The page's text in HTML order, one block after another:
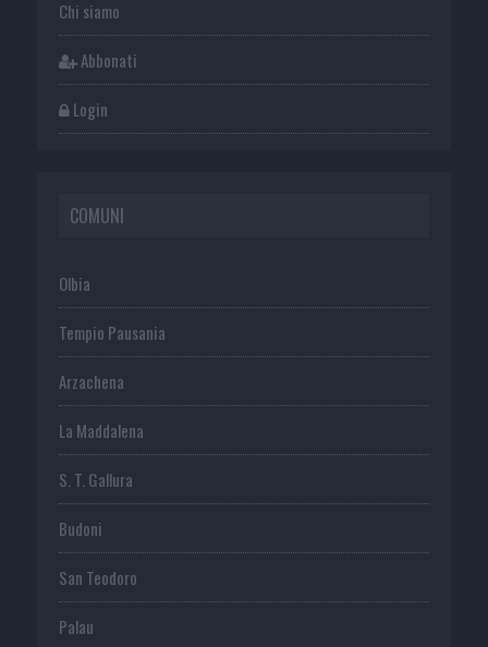
Chi siamo
Abbonati
Login
COMUNI
Olbia
Tempio Pausania
Arzachena
La Maddalena
S. T. Gallura
Budoni
San Teodoro
Palau